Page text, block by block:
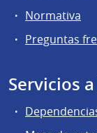
Normativa
Preguntas
Servicios